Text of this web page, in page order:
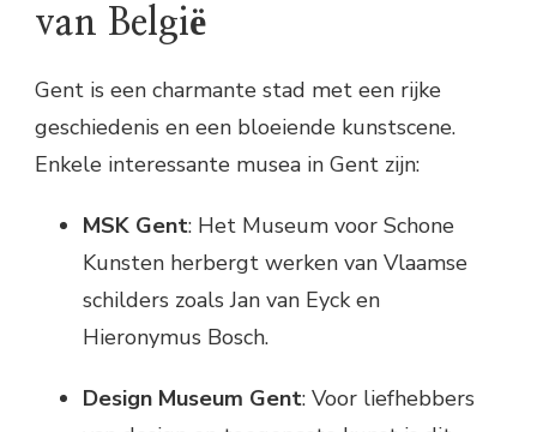
van België
Gent is een charmante stad met een rijke
geschiedenis en een bloeiende kunstscene.
Enkele interessante musea in Gent zijn:
MSK Gent: Het Museum voor Schone
Kunsten herbergt werken van Vlaamse
schilders zoals Jan van Eyck en
Hieronymus Bosch.
Design Museum Gent: Voor liefhebbers